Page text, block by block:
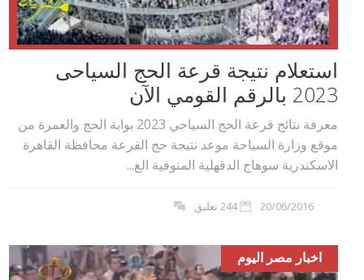
استعلام نتيجة قرعة الحج السياحى
2023 بالرقم القومي الآن
معرفة نتائج قرعة الحج السياحي 2023 بوابة الحج والعمرة من
موقع وزارة السياحة موعد نتيجة حج القرعة محافظة القاهرة
الاسكندرية سوهاج الدقهلية المنوفية الغ...
20/06/2016 244 تعليق
اخبار مصر اليوم